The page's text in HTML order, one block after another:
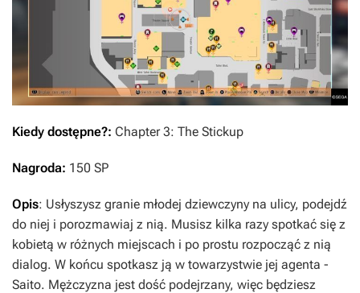
Kiedy dostępne?: Chapter 3: The Stickup
Nagroda: 150 SP
Opis: Usłyszysz granie młodej dziewczyny na ulicy, podejdź
do niej i porozmawiaj z nią. Musisz kilka razy spotkać się z
kobietą w różnych miejscach i po prostu rozpocząć z nią
dialog. W końcu spotkasz ją w towarzystwie jej agenta -
Saito. Mężczyzna jest dość podejrzany, więc będziesz